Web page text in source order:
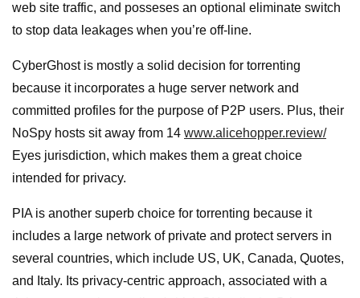
web site traffic, and posseses an optional eliminate switch
to stop data leakages when you’re off-line.
CyberGhost is mostly a solid decision for torrenting
because it incorporates a huge server network and
committed profiles for the purpose of P2P users. Plus, their
NoSpy hosts sit away from 14 www.alicehopper.review/
Eyes jurisdiction, which makes them a great choice
intended for privacy.
PIA is another superb choice for torrenting because it
includes a large network of private and protect servers in
several countries, which include US, UK, Canada, Quotes,
and Italy. Its privacy-centric approach, associated with a